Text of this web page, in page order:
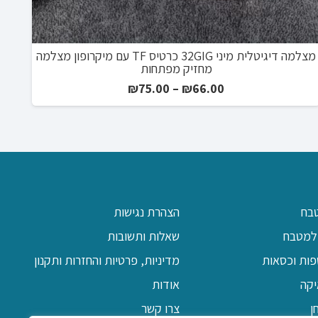
מצלמה דיגיטלית מיני 32GIG כרטיס TF עם מיקרופון מצלמה
מחזיק מפתחות
₪66.00
–
₪75.00
מחירים:
וכסאות
הצהרת נגישות
שאלות ותשובות
מדיניות, פרטיות והחזרות ותקנון
אודות
צרו קשר